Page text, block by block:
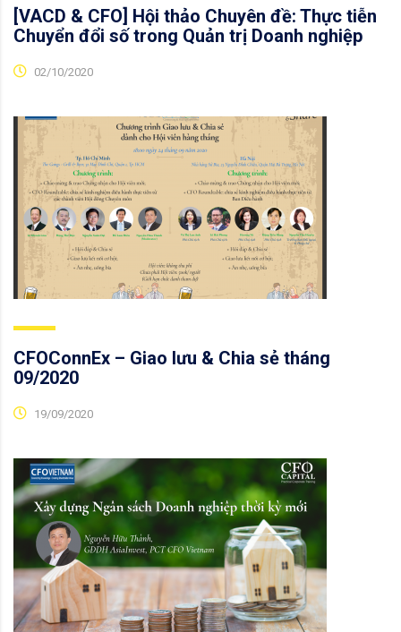
[VACD & CFO] Hội thảo Chuyên đề: Thực tiễn
Chuyển đổi số trong Quản trị Doanh nghiệp
02/10/2020
CFOConnEx – Giao lưu & Chia sẻ tháng
09/2020
19/09/2020